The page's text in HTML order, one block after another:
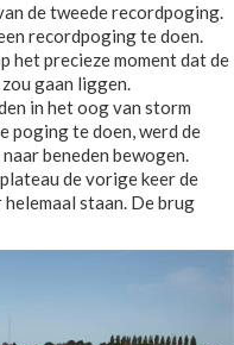
de tweede recordpoging.
recordpoging te doen.
het precieze moment dat de
gaan liggen.
in het oog van storm
poging te doen, werd de
beneden bewogen.
de vorige keer de
staan. De brug